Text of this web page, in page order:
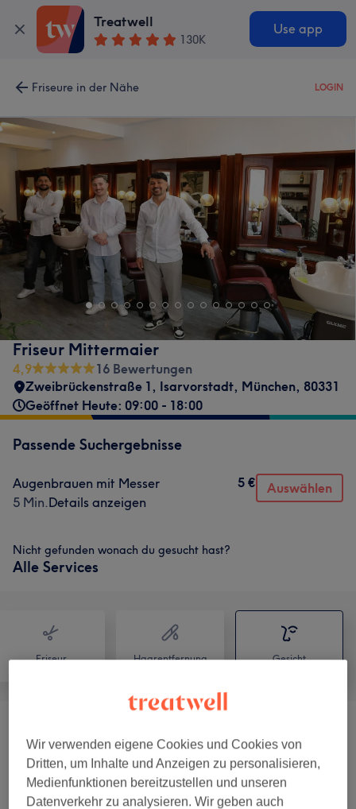
Treatwell
130K
Use app
Friseure in der Nähe LOGIN
Friseur Mittermaier
4,9
16 Bewertungen
Zweibrückenstraße 1, Isarvorstadt, München, 80331
Geöffnet Heute: 09:00 - 18:00
Passende Suchergebnisse
Augenbrauen mit Messer
5 Min.Details anzeigen
5 € Auswählen
Nicht gefunden wonach du gesucht hast?
Alle Services
Friseur Haarentfernung Gesicht
Salonbewertungen
Wir verwenden eigene Cookies und Cookies von
Dritten, um Inhalte und Anzeigen zu personalisieren,
Medienfunktionen bereitzustellen und unseren
Datenverkehr zu analysieren. Wir geben auch